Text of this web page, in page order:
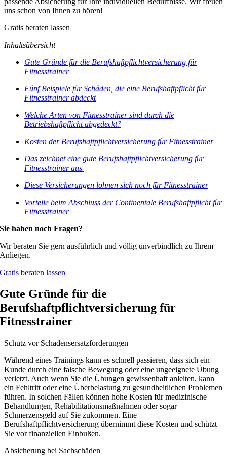
uns schon von Ihnen zu hören!
Gratis beraten lassen
Inhaltsübersicht
Gute Gründe für die Berufshaftpflichtversicherung für
Fitnesstrainer
Fünf Beispiele für Schäden, die eine Berufshaftpflicht für
Fitnesstrainer abdeckt
Welche Arten von Fitnesstrainer sind durch die
Betriebshaftpflicht abgedeckt?
Kosten der Berufshaftpflichtversicherung für Fitnesstrainer
Das zeichnet eine gute Berufshaftpflichtversicherung für
Fitnesstrainer aus
Diese Versicherungen lohnen sich noch für Fitnesstrainer
Vorteile beim Abschluss der Continentale Berufshaftpflicht für
Fitnesstrainer
Sie haben noch Fragen?
Wir beraten Sie gern ausführlich und völlig unverbindlich zu Ihrem
Anliegen.
Gratis beraten lassen
Gute Gründe für die
Berufshaftpflichtversicherung für
Fitnesstrainer
Schutz vor Schadensersatzforderungen
Während eines Trainings kann es schnell passieren, dass sich ein
Kunde durch eine falsche Bewegung oder eine ungeeignete Übung
verletzt. Auch wenn Sie die Übungen gewissenhaft anleiten, kann
ein Fehltritt oder eine Überbelastung zu gesundheitlichen Problemen
führen. In solchen Fällen können hohe Kosten für medizinische
Behandlungen, Rehabilitationsmaßnahmen oder sogar
Schmerzensgeld auf Sie zukommen. Eine
Berufshaftpflichtversicherung übernimmt diese Kosten und schützt
Sie vor finanziellen Einbußen.
Absicherung bei Sachschäden